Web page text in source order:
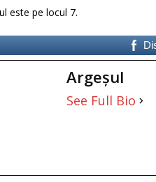
este pe locul 7.
Argeşul
See Full Bio